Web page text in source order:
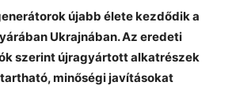
újabb élete kezdődik a
Ukrajnában. Az eredeti
szerint újragyártott alkatrészek
minőségi javításokat